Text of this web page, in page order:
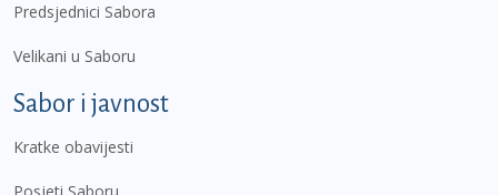
Predsjednici Sabora
Velikani u Saboru
Sabor i javnost
Kratke obavijesti